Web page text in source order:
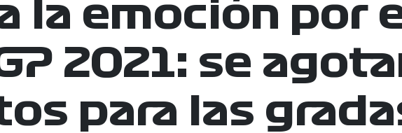
la emoción por
2021: se
para las